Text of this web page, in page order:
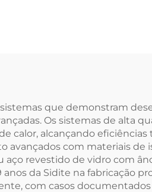
Bombaque demonstram
Os sistemas de alta
alcançando eficiências
avançados com materiais
aço revestido de vidro com
da Sidite na fabricação
com casos